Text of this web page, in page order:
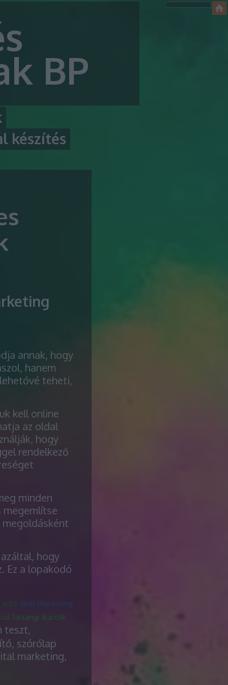
BP
készítés
annak, hogy
hanem
teheti,
kell online
az oldal
hogy
rendelkező
minden
megemlítse
hogy
Ez a lopakodó
autó opel chip tuning
farsangi álarcok
teszt,
szórólap
marketing,